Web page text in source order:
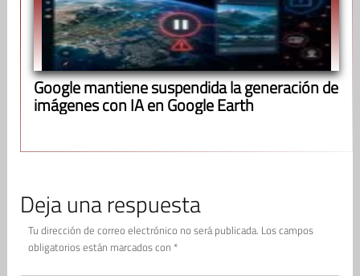
Google mantiene suspendida la generación de
imágenes con IA en Google Earth
Deja una respuesta
Tu dirección de correo electrónico no será publicada. Los campos
obligatorios están marcados con *